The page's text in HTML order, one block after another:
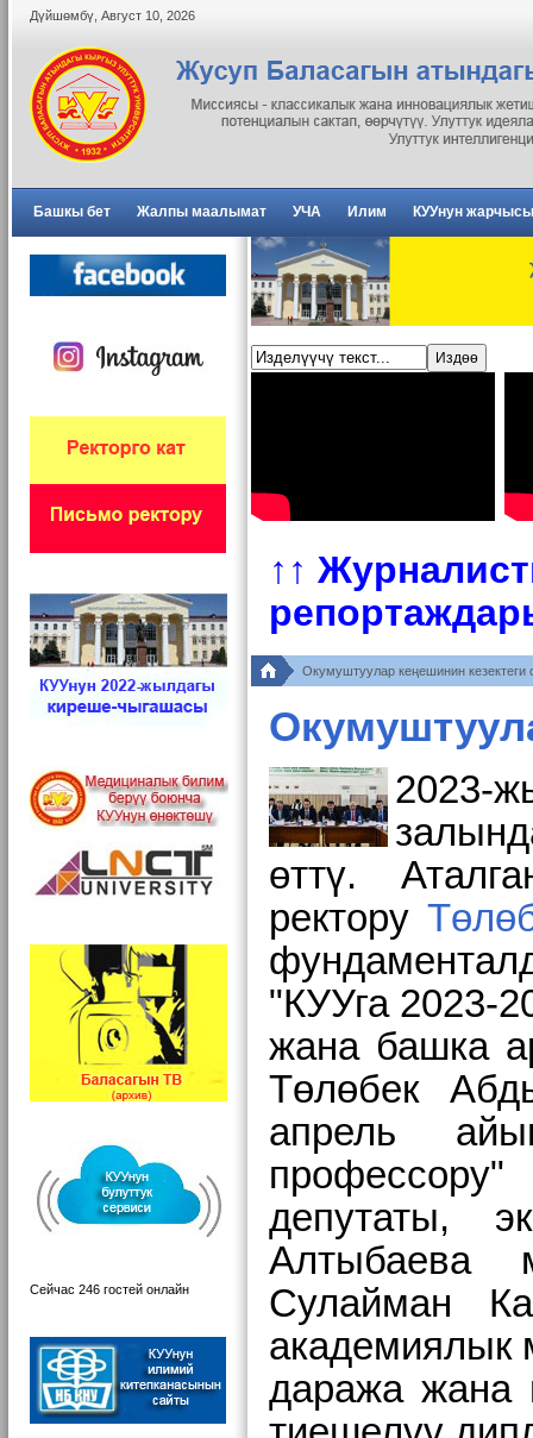
Дүйшөмбү Август 10 2026
Башкы бет Жалпы маалымат УЧА Илим КУУнун жарчысы
↑↑
Окумуштуулар кеңешинин кезектеги
2023-
өттү.
ректору
"КУУга 2023-
жана башка
Төлөбек
апрель
депутаты,
Алтыбаева
Сулайман
академиялык
даража жана
Сейчас 246 гостей онлайн